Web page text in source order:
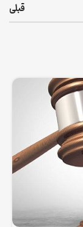
قبلی